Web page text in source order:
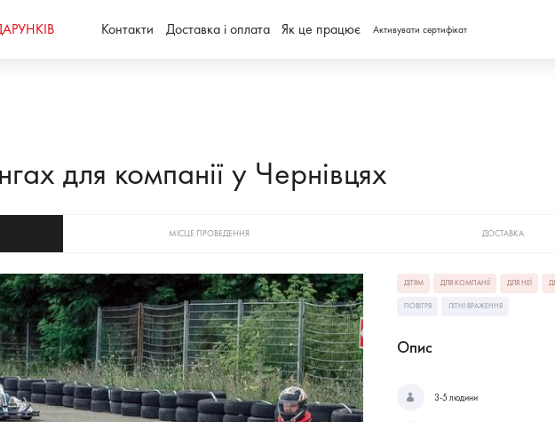
Контакти Доставка і оплата Як це працює Активувати сертифікат
для компанії у Чернівцях
МІСЦЕ ПРОВЕДЕННЯ ДОСТАВКА
ДІТЯМ ДЛЯ КОМПАНІЇ ДЛЯ НЕЇ
ПОВІТРЯ ЛІТНІ ВРАЖЕННЯ
Опис
3-5 людини